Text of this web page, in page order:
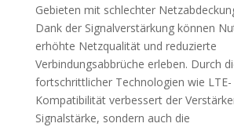
Gebieten mit schlechter
Dank der Signalverstärkung können
erhöhte Netzqualität und reduzierte
Verbindungsabbrüche erleben. Durch
fortschrittlicher Technologien wie LTE-
Kompatibilität verbessert der
Signalstärke, sondern auch die